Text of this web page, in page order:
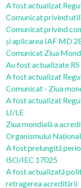
A fost actualizat
Comunicat privind
Comunicat privind
și aplicarea IAF MD
Comunicat Ziua
Au fost actualizate
A fost actualizat
Comunicat - Ziua
A fost actualizat
LI/LE
Ziua mondială a
Organismului
A fost prelungită
ISO/IEC 17025
A fost actualizată
retragerea acreditării